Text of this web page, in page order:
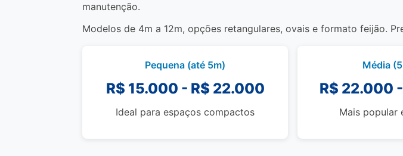
manutenção.
Modelos de 4m a 12m, opções retangulares, ovais e formato feijão.
Pequena (até 5m)
R$ 15.000 - R$ 22.000
Ideal para espaços compactos
Média
R$ 22.000
Mais popular